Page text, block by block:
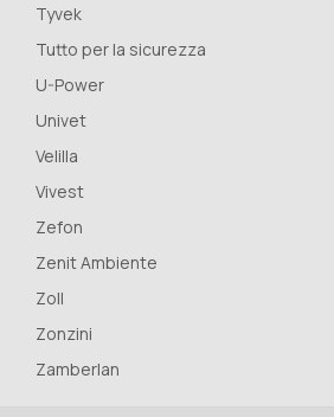
Tyvek
Tutto per la sicurezza
U-Power
Univet
Velilla
Vivest
Zefon
Zenit Ambiente
Zoll
Zonzini
Zamberlan